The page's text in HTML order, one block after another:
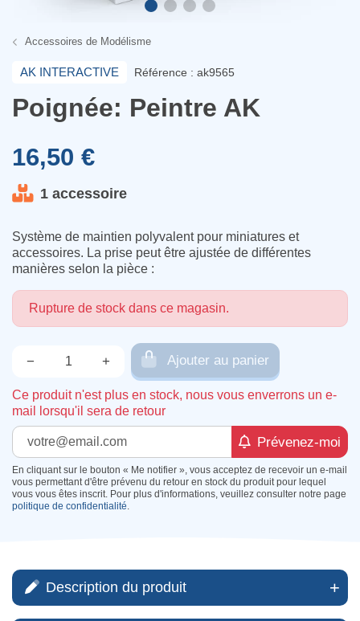
Accessoires de Modélisme
AK INTERACTIVE Référence : ak9565
Poignée: Peintre AK
16,50 €
1 accessoire
Système de maintien polyvalent pour miniatures et
accessoires. La prise peut être ajustée de différentes
manières selon la pièce :
Rupture de stock dans ce magasin.
− + Ajouter au panier
Ce produit n'est plus en stock, nous vous enverrons un e-
mail lorsqu'il sera de retour
Prévenez-moi
En cliquant sur le bouton « Me notifier », vous acceptez de recevoir un e-mail
vous permettant d'être prévenu du retour en stock du produit pour lequel
vous vous êtes inscrit. Pour plus d'informations, veuillez consulter notre page
politique de confidentialité.
Description du produit